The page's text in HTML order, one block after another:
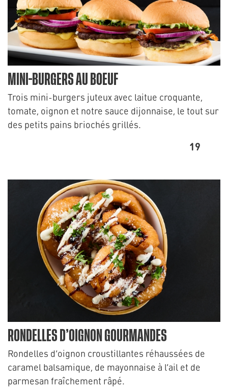
MINI-BURGERS AU BOEUF
Trois mini-burgers juteux avec laitue croquante,
tomate, oignon et notre sauce dijonnaise, le tout sur
des petits pains briochés grillés.
19
RONDELLES D’OIGNON GOURMANDES
Rondelles d’oignon croustillantes réhaussées de
caramel balsamique, de mayonnaise à l’ail et de
parmesan fraîchement râpé.